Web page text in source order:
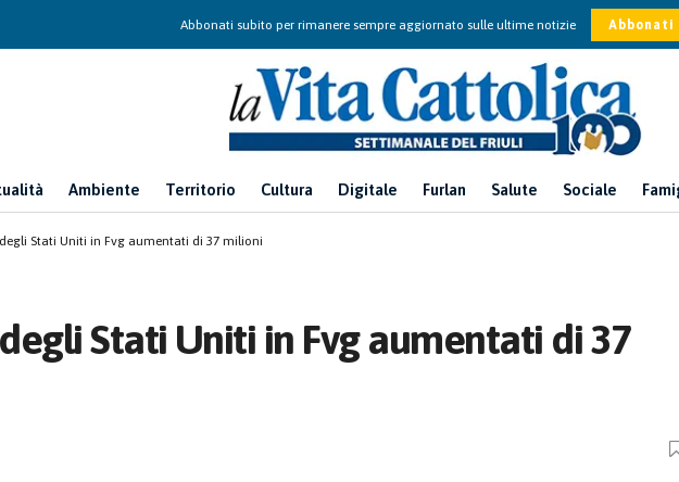
Abbonati subito per rimanere sempre aggiornato sulle ultime notizie Abbonati
Ambiente Territorio Cultura Digitale Furlan Salute Sociale
Stati Uniti in Fvg aumentati di 37 milioni
Stati Uniti in Fvg aumentati di 37